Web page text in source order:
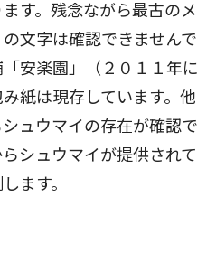
す。残念ながら最古のメ
文字は確認できませんで
安楽園」（２０１１年に
紙は現存しています。他
ュウマイの存在が確認で
シュウマイが提供されて
ます。